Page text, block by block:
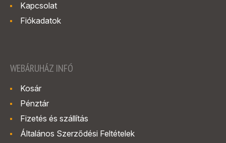
Kapcsolat
Fiókadatok
WEBÁRUHÁZ INFÓ
Kosár
Pénztár
Fizetés és szállítás
Általános Szerződési Feltételek